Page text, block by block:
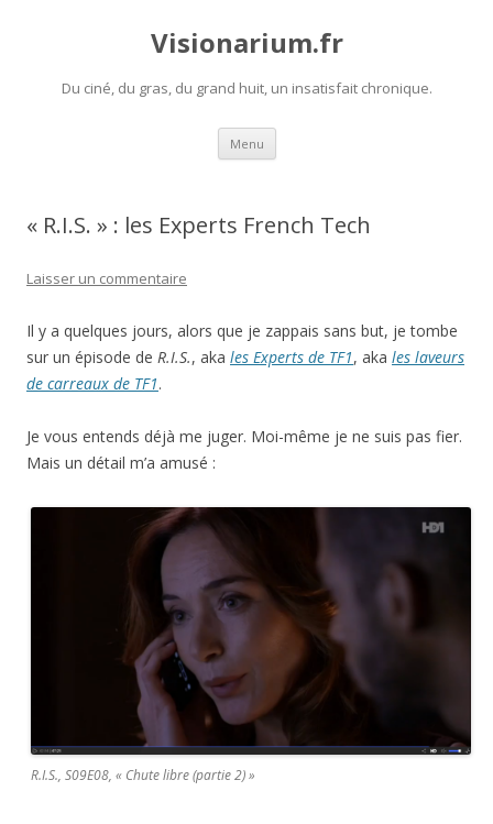
Visionarium.fr
Du ciné, du gras, du grand huit, un insatisfait chronique.
Menu Aller
contenu
« R.I.S. » : les Experts French Tech
Laisser un commentaire
Il y a quelques jours, alors que je zappais sans but, je tombe
sur un épisode de R.I.S., aka les Experts de TF1, aka les laveurs
de carreaux de TF1.
Je vous entends déjà me juger. Moi-même je ne suis pas fier.
Mais un détail m’a amusé :
R.I.S., S09E08, « Chute libre (partie 2)»